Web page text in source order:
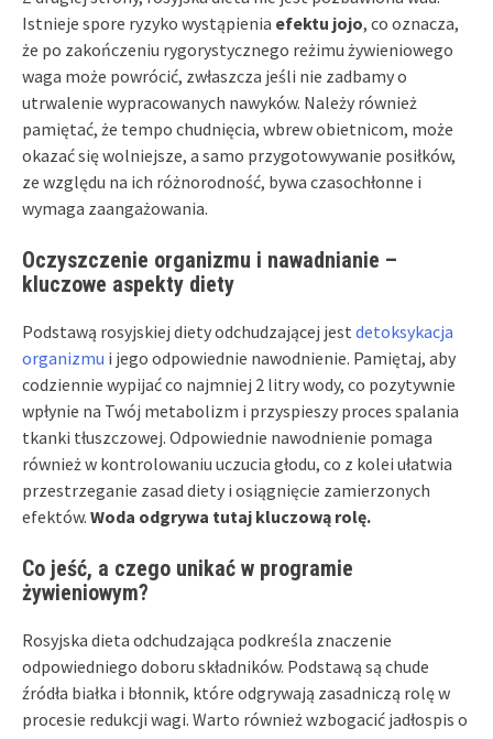
Istnieje spore ryzyko wystąpienia efektu jojo, co oznacza,
że po zakończeniu rygorystycznego reżimu żywieniowego
waga może powrócić, zwłaszcza jeśli nie zadbamy o
utrwalenie wypracowanych nawyków. Należy również
pamiętać, że tempo chudnięcia, wbrew obietnicom, może
okazać się wolniejsze, a samo przygotowywanie posiłków,
ze względu na ich różnorodność, bywa czasochłonne i
wymaga zaangażowania.
Oczyszczenie organizmu i nawadnianie –
kluczowe aspekty diety
Podstawą rosyjskiej diety odchudzającej jest detoksykacja
organizmu i jego odpowiednie nawodnienie. Pamiętaj, aby
codziennie wypijać co najmniej 2 litry wody, co pozytywnie
wpłynie na Twój metabolizm i przyspieszy proces spalania
tkanki tłuszczowej. Odpowiednie nawodnienie pomaga
również w kontrolowaniu uczucia głodu, co z kolei ułatwia
przestrzeganie zasad diety i osiągnięcie zamierzonych
efektów. Woda odgrywa tutaj kluczową rolę.
Co jeść, a czego unikać w programie
żywieniowym?
Rosyjska dieta odchudzająca podkreśla znaczenie
odpowiedniego doboru składników. Podstawą są chude
źródła białka i błonnik, które odgrywają zasadniczą rolę w
procesie redukcji wagi. Warto również wzbogacić jadłospis o